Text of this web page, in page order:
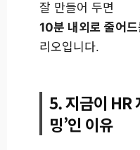
잘 만들어 두면
10분 내외로 줄어드
리오입니다.
5. 지금이 HR
밍’인 이유